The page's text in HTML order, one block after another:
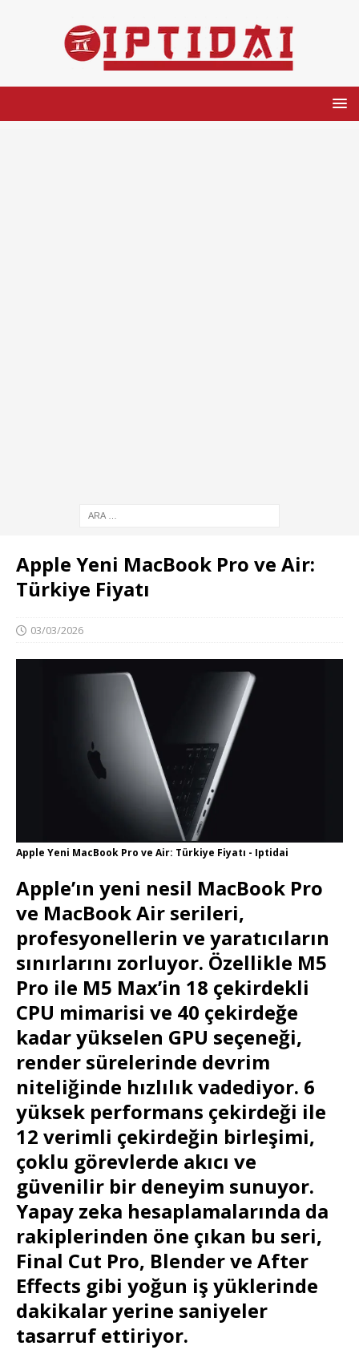
Apple Yeni MacBook Pro ve Air:
Türkiye Fiyatı
03/03/2026
Apple Yeni MacBook Pro ve Air: Türkiye Fiyatı - Iptidai
Apple’ın yeni nesil MacBook Pro
ve MacBook Air serileri,
profesyonellerin ve yaratıcıların
sınırlarını zorluyor. Özellikle M5
Pro ile M5 Max’in 18 çekirdekli
CPU mimarisi ve 40 çekirdeğe
kadar yükselen GPU seçeneği,
render sürelerinde devrim
niteliğinde hızlılık vadediyor. 6
yüksek performans çekirdeği ile
12 verimli çekirdeğin birleşimi,
çoklu görevlerde akıcı ve
güvenilir bir deneyim sunuyor.
Yapay zeka hesaplamalarında da
rakiplerinden öne çıkan bu seri,
Final Cut Pro, Blender ve After
Effects gibi yoğun iş yüklerinde
dakikalar yerine saniyeler
tasarruf ettiriyor.